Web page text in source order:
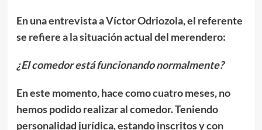
En una entrevista a Víctor Odriozola, el referente
se refiere a la situación actual del merendero:
¿El comedor está funcionando normalmente?
En este momento, hace como cuatro meses, no
hemos podido realizar al comedor. Teniendo
personalidad jurídica, estando inscritos y con